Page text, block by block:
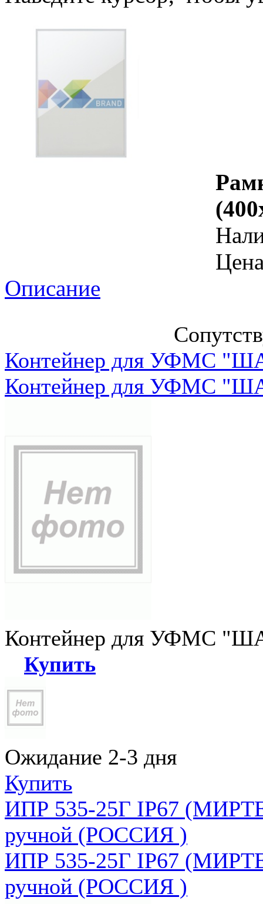
Описание
Контейнер для УФМС
Контейнер для УФМС
Контейнер для УФМС
Купить
Ожидание 2-3 дня
Купить
ИПР 535-25Г IP67
ручной (РОССИЯ )
ИПР 535-25Г IP67
ручной (РОССИЯ )